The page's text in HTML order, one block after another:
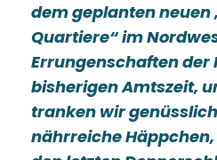
dem geplanten neuen
Quartiere“ im
Errungenschaften der
bisherigen Amtszeit,
tranken wir
nährreiche